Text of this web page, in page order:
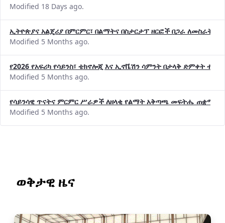
ኢትዮጵያና አልጄሪያ በምርምር፣ በልማትና በስታርታፕ ዘርፎች በጋራ ለመስራት
Modified 5 Months ago.
የ2026 የአፍሪካ የሳይንስ፣ ቴክኖሎጂ እና ኢኖቬሽን ሳምንት በታላቅ ድምቀት
Modified 5 Months ago.
የሳይንሳዊ ጥናትና ምርምር ሥራዎች ለዘላቂ የልማት አቅጣጫ መፍትሔ ጠቋሚ
Modified 5 Months ago.